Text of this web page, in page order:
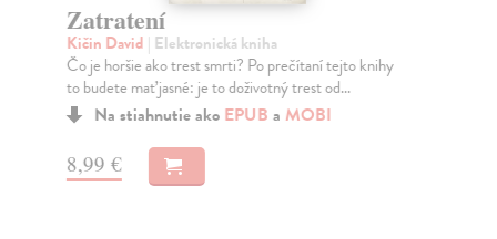
Zatratení
Kičin David | Elektronická kniha
Čo je horšie ako trest smrti? Po prečítaní tejto knihy
to budete mať jasné: je to doživotný trest od...
Na stiahnutie ako EPUB a MOBI
8,99 €